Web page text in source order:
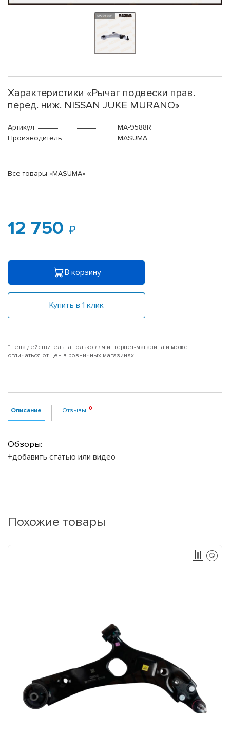
Характеристики «Рычаг подвески прав.
перед. ниж. NISSAN JUKE MURANO»
Артикул
MA-9588R
Производитель
MASUMA
Все товары «MASUMA»
12 750
В корзину
Купить в 1 клик
*Цена действительна только для интернет-магазина и может
отличаться от цен в розничных магазинах
Описание Отзывы
Обзоры:
+добавить статью или видео
Похожие товары